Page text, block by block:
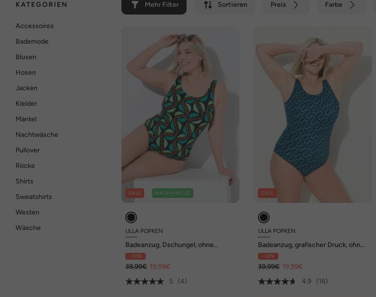
KATEGORIEN Mehr Filter Sortieren Preis Farbe
Accessoires
Bademode
Blusen
Hosen
Jacken
Kleider
Mäntel
Nachtwäsche
Pullover
Röcke
Shirts
Sweatshirts
Westen
Wäsche
SALE NACHHALTIG
ULLA POPKEN
Badeanzug, Dschungel, ohne
Softcups, Rundhals
- 50%
39,99€ 19,99€
5
(4)
SALE
ULLA POPKEN
Badeanzug, grafischer Druck, ohne
Softcups, Rundhals
- 50%
39,99€ 19,99€
4.9
(16)